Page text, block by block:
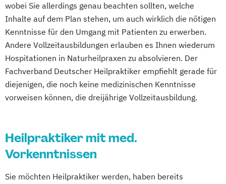
wobei Sie allerdings genau beachten sollten, welche
Inhalte auf dem Plan stehen, um auch wirklich die nötigen
Kenntnisse für den Umgang mit Patienten zu erwerben.
Andere Vollzeitausbildungen erlauben es Ihnen wiederum
Hospitationen in Naturheilpraxen zu absolvieren. Der
Fachverband Deutscher Heilpraktiker empfiehlt gerade für
diejenigen, die noch keine medizinischen Kenntnisse
vorweisen können, die dreijährige Vollzeitausbildung.
Heilpraktiker mit med.
Vorkenntnissen
Sie möchten Heilpraktiker werden, haben bereits